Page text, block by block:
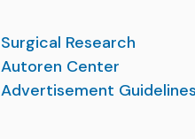
Surgical Research
Autoren Center
Advertisement Guidelines